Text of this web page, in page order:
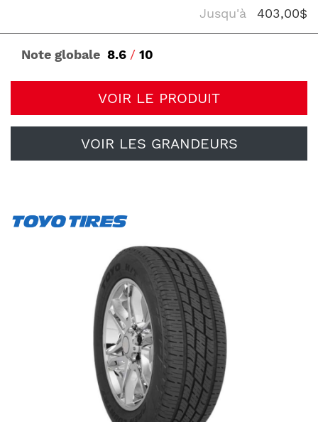
Jusqu'à 403,00$
Note globale 8.6 / 10
VOIR LE PRODUIT
VOIR LES GRANDEURS